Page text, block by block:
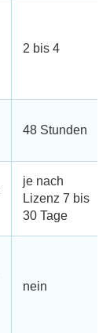
2 bis 4
48 Stunden
je nach
Lizenz 7 bis
30 Tage
nein